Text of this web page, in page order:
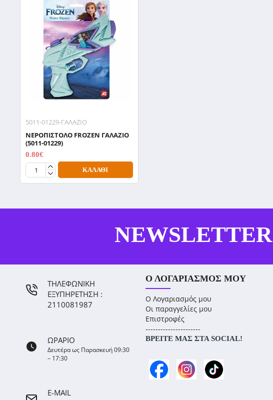
5011-01229-ΓΑΛΑΖΙΟ
ΝΕΡΟΠΙΣΤΟΛΟ FROZEN ΓΑΛΑΖΙΟ
(5011-01229)
0.80€
ΚΑΛΆΘΙ
NEWSLETTER
ΤΗΛΕΦΩΝΙΚΗ
ΕΞΥΠΗΡΕΤΗΣΗ :
2110081987
ΩΡΑΡΙΟ
Δευτέρα ως Παρασκευή 09:30
– 17:30
E-MAIL
Ο ΛΟΓΑΡΙΑΣΜΌΣ ΜΟΥ
Ο Λογαριασμός μου
Οι παραγγελίες μου
Επιστροφές
----------------------
ΒΡΕΊΤΕ ΜΑΣ ΣΤΑ SOCIAL!